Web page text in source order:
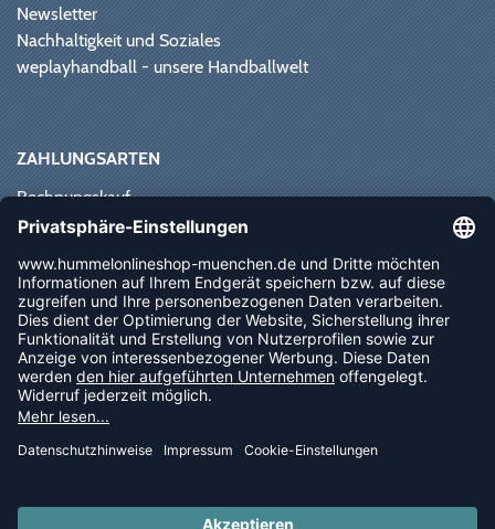
Newsletter
Nachhaltigkeit und Soziales
weplayhandball - unsere Handballwelt
ZAHLUNGSARTEN
Rechnungskauf
Paypal
Vorkasse
Sofortüberweisung
NEWSLETTER